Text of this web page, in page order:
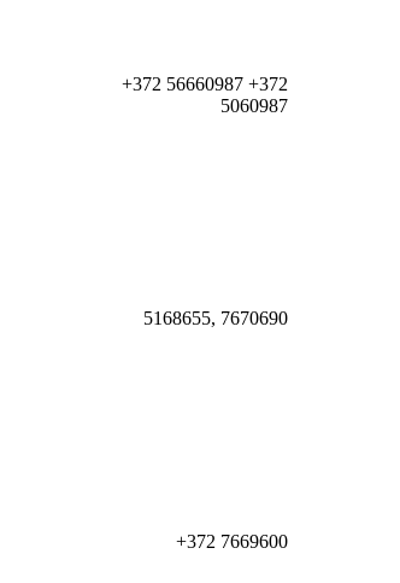
+372 56660987 +372
5060987
5168655, 7670690
+372 7669600